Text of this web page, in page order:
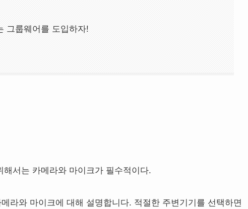
그룹웨어를 도입하자!
해서는 카메라와 마이크가 필수적이다.
라와 마이크에 대해 설명합니다. 적절한 주변기기를 선택하면